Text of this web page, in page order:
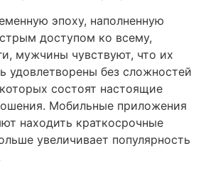
эпоху, наполненную
доступом ко всему,
мужчины чувствуют, что их
удовлетворены без сложностей
состоят настоящие
Мобильные приложения
находить краткосрочные
увеличивает популярность